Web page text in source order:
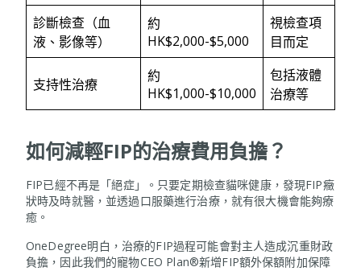
診斷檢查（血
液、影像等）
約
HK$2,000-$5,000
視檢查項
目而定
支持性治療
約
HK$1,000-$10,000
包括液體
治療等
如何減輕FIP的治療費用負擔？
FIP已經不再是「絕症」。只要定期檢查貓咪健康，發現FIP癥
狀時及時就醫，並透過口服藥進行治療，就有很大機會能夠療
癒。
OneDegree明白，治療的FIP過程可能會對主人造成沉重財政
負擔，因此我們的寵物CEO Plan®新增FIP額外保額附加保障